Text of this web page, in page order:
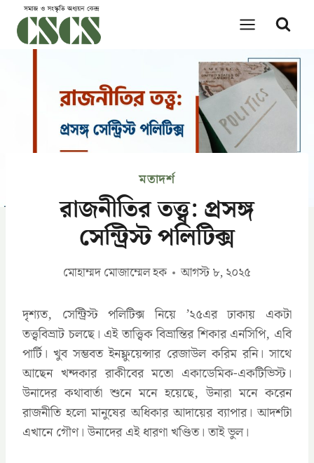
content
মতাদর্শ
রাজনীতির তত্ত্ব: প্রসঙ্গ
সেন্ট্রিস্ট পলিটিক্স
মোহাম্মদ মোজাম্মেল হক আগস্ট ৮, ২০২৫
দৃশ্যত, সেন্ট্রিস্ট পলিটিক্স নিয়ে ’২৫এর ঢাকায় একটা
তত্ত্ববিভ্রাট চলছে। এই তাত্ত্বিক বিভ্রান্তির শিকার এনসিপি, এবি
পার্টি। খুব সম্ভবত ইনফ্লুয়েন্সার রেজাউল করিম রনি। সাথে
আছেন খন্দকার রাকীবের মতো একাডেমিক-একটিভিস্ট।
উনাদের কথাবার্তা শুনে মনে হয়েছে, উনারা মনে করেন
রাজনীতি হলো মানুষের অধিকার আদায়ের ব্যাপার। আদর্শটা
এখানে গৌণ। উনাদের এই ধারণা খণ্ডিত। তাই ভুল।